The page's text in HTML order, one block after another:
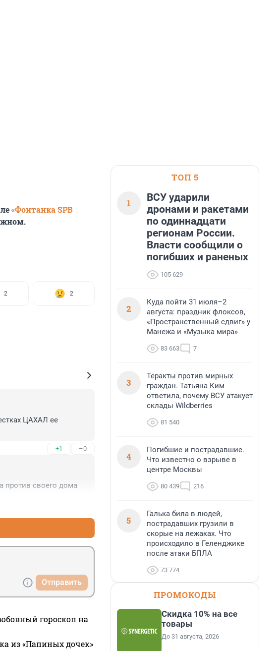
«Фонтанка SPB
2 2
ЦАХАЛ ее
+1 –0
против своего дома
Отправить
гороскоп на
из «Папиных дочек»
ТОП 5
1
ВСУ ударили
дронами и ракетами
по одиннадцати
регионам России.
Власти сообщили о
погибших и раненых
105 629
2
Куда пойти 31 июля–2
августа: праздник флоксов,
«Пространственный сдвиг» у
Манежа и «Музыка мира»
83 663 7
3
Теракты против мирных
граждан. Татьяна Ким
ответила, почему ВСУ атакует
склады Wildberries
81 540
4
Погибшие и пострадавшие.
Что известно о взрыве в
центре Москвы
80 439 216
5
Галька била в людей,
пострадавших грузили в
скорые на лежаках. Что
происходило в Геленджике
после атаки БПЛА
73 774
ПРОМОКОДЫ
Скидка 10% на все
товары
До 31 августа, 2026